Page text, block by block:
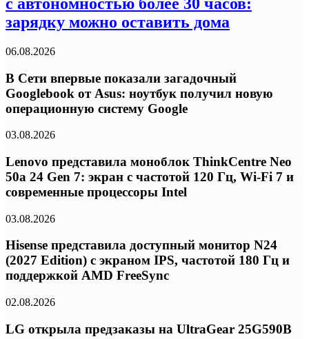
зарядку можно оставить дома
06.08.2026
В Сети впервые показали загадочный
Googlebook от Asus: ноутбук получил новую
операционную систему Google
03.08.2026
Lenovo представила моноблок ThinkCentre Neo
50a 24 Gen 7: экран с частотой 120 Гц, Wi-Fi 7 и
современные процессоры Intel
03.08.2026
Hisense представила доступный монитор N24
(2027 Edition) с экраном IPS, частотой 180 Гц и
поддержкой AMD FreeSync
02.08.2026
LG открыла предзаказы на UltraGear 25G590B